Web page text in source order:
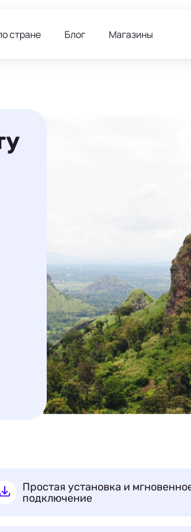
стране Блог Магазины
Простая установка и
подключение